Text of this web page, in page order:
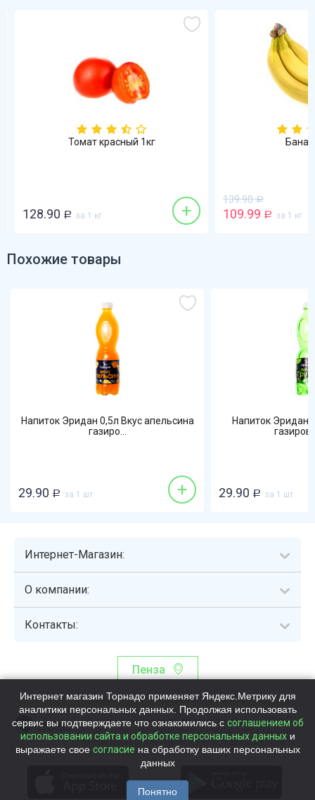
Томат красный 1кг
128.90 Р за 1 кг +
139.90 Р
109.99 Р за 1 кг
Похожие товары
Напиток Эридан 0,5л Вкус апельсина
газиро...
29.90 Р за 1 шт +
Напиток Эридан
29.90 Р за 1 шт
Интернет-Магазин:
О компании:
Контакты:
Пенза
Торнадо - интернет-гипермаркет, осуществляющий сборку,
выдачу и доставку готовых наборов продуктов питания.
Общество с ограниченной ответственностью «Торнадо» (ОГРН
1115837002819, ИНН/КПП 5837047684/583701001, юр. адрес:
440058, Россия, Пензенская обл., г. Пенза, ул.Бийская, д.1Г, оф.17)
Номер телефона +78003339713
Интернет магазин Торнадо применяет Яндекс.Метрику для
аналитики персональных данных. Продолжая использовать
сервис вы подтверждаете что ознакомились с соглашением об
использовании сайта и обработке персональных данныхи
выражаете свое согласие на обработку ваших персональных
данных
Понятно